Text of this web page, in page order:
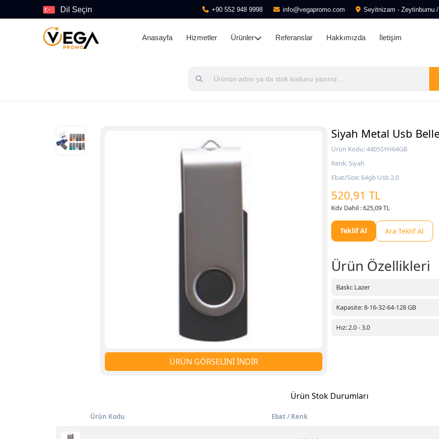
Dil Seçin +90 552 948 9998 info@vegapromo.com Seyitnizam - Zeytinburnu
Anasayfa Hizmetler Ürünler Referanslar Hakkımızda İletişim
ÜRÜN GÖRSELİNİ İNDİR
Siyah Metal Usb
Ürün Kodu: 4405SYH64GB
Renk: Siyah
Ebat/Size: 64gb Usb 2.0
520,91 TL
Kdv Dahil : 625,09 TL
Teklif Al Ara Teklif Al
Ürün Özellikleri
Baskı: Lazer
Kapasite: 8-16-32-64-128 GB
Hız: 2.0 - 3.0
Ürün Stok Durumları
Ürün Kodu Ebat / Renk